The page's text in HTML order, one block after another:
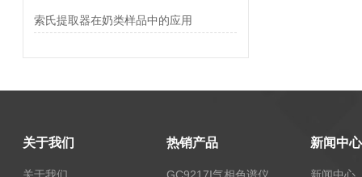
索氏提取器在奶类样品中的应用
关于我们 热销产品 新闻中心